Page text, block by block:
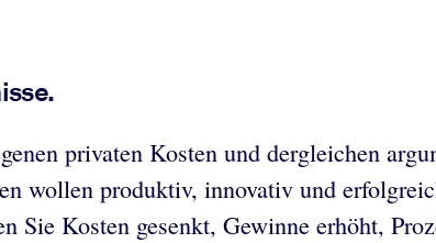
privaten Kosten und dergleichen
wollen produktiv, innovativ und
Sie Kosten gesenkt, Gewinne erhöht,